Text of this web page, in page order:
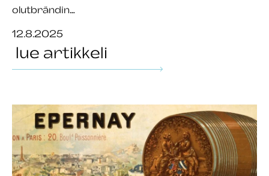
olutbrändin…
12.8.2025
lue artikkeli